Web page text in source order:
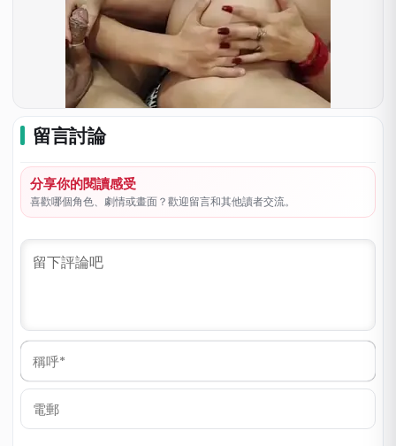
留言討論
分享你的閱讀感受
喜歡哪個角色、劇情或畫面？歡迎留言和其他讀者交流。
稱
*